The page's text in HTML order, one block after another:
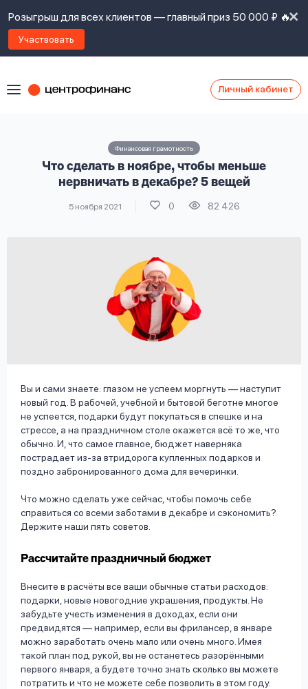
Розыгрыш для всех клиентов — главный приз 50 000 ₽ 🔥
Участвовать
Личный кабинет
Финансовая грамотность
Что сделать в ноябре, чтобы меньше
нервничать в декабре? 5 вещей
5 ноября 2021 0 82 426
Вы и сами знаете: глазом не успеем моргнуть — наступит
новый год. В рабочей, учебной и бытовой беготне многое
не успеется, подарки будут покупаться в спешке и на
стрессе, а на праздничном столе окажется всё то же, что
обычно. И, что самое главное, бюджет наверняка
пострадает из-за втридорога купленных подарков и
поздно забронированного дома для вечеринки.
Что можно сделать уже сейчас, чтобы помочь себе
справиться со всеми заботами в декабре и сэкономить?
Держите наши пять советов.
Рассчитайте праздничный бюджет
Внесите в расчёты все ваши обычные статьи расходов:
подарки, новые новогодние украшения, продукты. Не
забудьте учесть изменения в доходах, если они
предвидятся — например, если вы фрилансер, в январе
можно заработать очень мало или очень много. Имея
такой план под рукой, вы не останетесь разорёнными
первого января, а будете точно знать сколько вы можете
потратить и что не можете себе позволить в этом году.
Оформить заявку
Наши
Ответы
на
вопросы
с
правилами
займов,